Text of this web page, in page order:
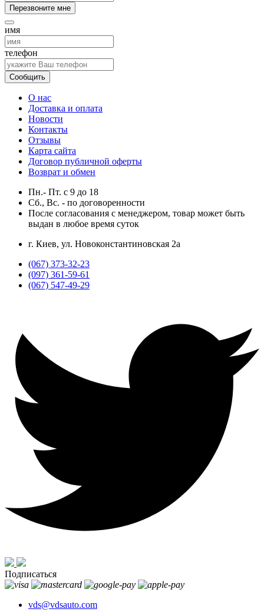
Перезвоните мне
имя
телефон
Сообщить
О нас
Доставка и оплата
Новости
Контакты
Отзывы
Карта сайта
Договор публичной оферты
Возврат и обмен
Пн.- Пт. с 9 до 18
Сб., Вс. - по договоренности
После согласования с менеджером, товар может быть
выдан в любое время суток
г. Киев, ул. Новоконстантиновская 2а
(067) 373-32-23
(097) 361-59-61
(067) 547-49-29
Подписаться
vds@vdsauto.com